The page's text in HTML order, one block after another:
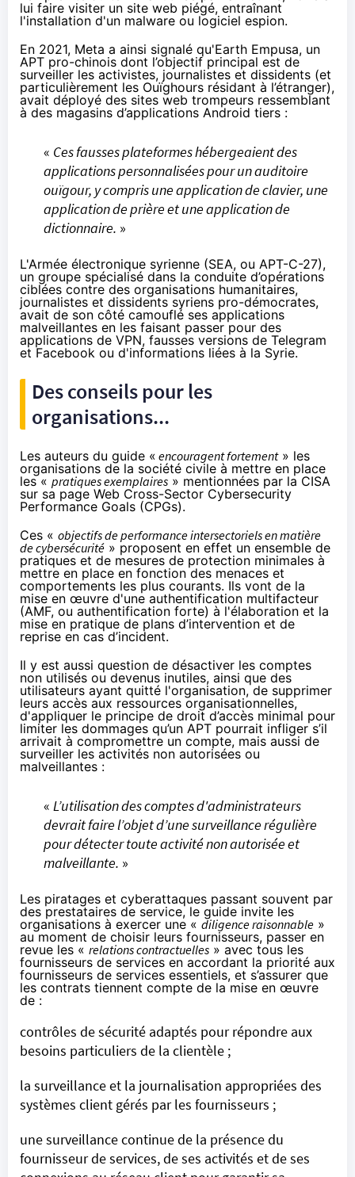
lui faire visiter un site web piégé, entraînant
l'installation d'un malware ou logiciel espion.
En 2021, Meta a ainsi signalé qu'Earth Empusa, un
APT pro-chinois dont l’objectif principal est de
surveiller les activistes, journalistes et dissidents (et
particulièrement les Ouïghours résidant à l’étranger),
avait déployé des sites web trompeurs ressemblant
à des magasins d’applications Android tiers :
« Ces fausses plateformes hébergeaient des
applications personnalisées pour un auditoire
ouïgour, y compris une application de clavier, une
application de prière et une application de
dictionnaire. »
L'Armée électronique syrienne (SEA, ou APT-C-27),
un groupe spécialisé dans la conduite d’opérations
ciblées contre des organisations humanitaires,
journalistes et dissidents syriens pro-démocrates,
avait de son côté camouflé ses applications
malveillantes en les faisant passer pour des
applications de VPN, fausses versions de Telegram
et Facebook ou d'informations liées à la Syrie.
Des conseils pour les
organisations...
Les auteurs du guide « encouragent fortement» les
organisations de la société civile à mettre en place
les « pratiques exemplaires » mentionnées par la CISA
sur sa page Web Cross-Sector Cybersecurity
Performance Goals (CPGs).
Ces « objectifs de performance intersectoriels en matière
de cybersécurité » proposent en effet un ensemble de
pratiques et de mesures de protection minimales à
mettre en place en fonction des menaces et
comportements les plus courants. Ils vont de la
mise en œuvre d'une authentification multifacteur
(AMF, ou authentification forte) à l'élaboration et la
mise en pratique de plans d’intervention et de
reprise en cas d’incident.
Il y est aussi question de désactiver les comptes
non utilisés ou devenus inutiles, ainsi que des
utilisateurs ayant quitté l'organisation, de supprimer
leurs accès aux ressources organisationnelles,
d'appliquer le principe de droit d’accès minimal pour
limiter les dommages qu’un APT pourrait infliger s’il
arrivait à compromettre un compte, mais aussi de
surveiller les activités non autorisées ou
malveillantes :
« L’utilisation des comptes d'administrateurs
devrait faire l’objet d’une surveillance régulière
pour détecter toute activité non autorisée et
malveillante. »
Les piratages et cyberattaques passant souvent par
des prestataires de service, le guide invite les
organisations à exercer une « diligence raisonnable »
au moment de choisir leurs fournisseurs, passer en
revue les « relations contractuelles » avec tous les
fournisseurs de services en accordant la priorité aux
fournisseurs de services essentiels, et s’assurer que
les contrats tiennent compte de la mise en œuvre
de :
contrôles de sécurité adaptés pour répondre aux
besoins particuliers de la clientèle ;
la surveillance et la journalisation appropriées des
systèmes client gérés par les fournisseurs ;
une surveillance continue de la présence du
fournisseur de services, de ses activités et de ses